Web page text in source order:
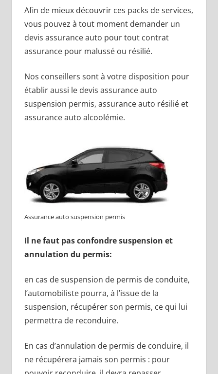
Afin de mieux découvrir ces packs de services,
vous pouvez à tout moment demander un
devis assurance auto pour tout contrat
assurance pour malussé ou résilié.
Nos conseillers sont à votre disposition pour
établir aussi le devis assurance auto
suspension permis, assurance auto résilié et
assurance auto alcoolémie.
Assurance auto suspension permis
Il ne faut pas confondre suspension et
annulation du permis:
en cas de suspension de permis de conduite,
l’automobiliste pourra, à l’issue de la
suspension, récupérer son permis, ce qui lui
permettra de reconduire.
En cas d’annulation de permis de conduire, il
ne récupérera jamais son permis : pour